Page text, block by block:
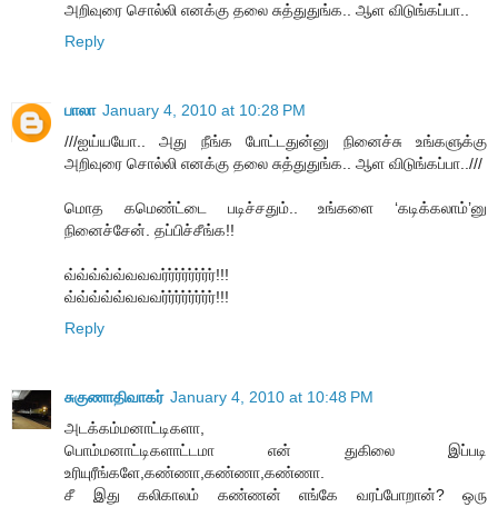
அறிவுரை சொல்லி எனக்கு தலை சுத்துதுங்க.. ஆள விடுங்கப்பா..
Reply
பாலா January 4, 2010 at 10:28 PM
///ஐய்யயோ.. அது நீங்க போட்டதுன்னு நினைச்சு உங்களுக்கு
அறிவுரை சொல்லி எனக்கு தலை சுத்துதுங்க.. ஆள விடுங்கப்பா..///
மொத கமெண்ட்டை படிச்சதும்.. உங்களை ‘கடிக்கலாம்’னு
நினைச்சேன். தப்பிச்சீங்க!!
வ்வ்வ்வ்வ்வவவர்ர்ர்ர்ர்ர்ர்ர்!!!
வ்வ்வ்வ்வ்வவவர்ர்ர்ர்ர்ர்ர்ர்!!!
Reply
சுகுணாதிவாகர் January 4, 2010 at 10:48 PM
அடக்கம்மனாட்டிகளா,
பொம்மனாட்டிகளாட்டமா என் துகிலை இப்படி
உரியுரீங்களே,கண்ணா,கண்ணா,கண்ணா.
சீ இது கலிகாலம் கண்ணன் எங்கே வரப்போறான்? ஒரு